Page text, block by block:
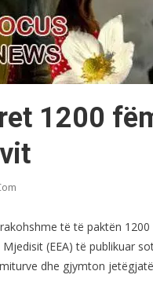
1200
të të paktën
(EEA) të publikuar
dhe gjymton